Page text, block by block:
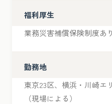
福利厚生
業務災害補償保険制度あり
勤務地
東京23区、横浜・川崎エ
（現場による）